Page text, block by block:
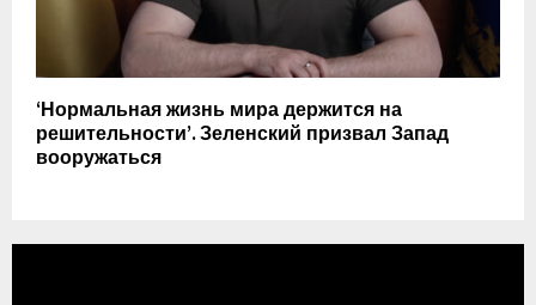
‘Нормальная жизнь мира держится на
решительности’. Зеленский призвал Запад
вооружаться